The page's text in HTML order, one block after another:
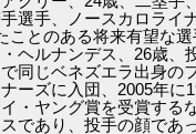
選手、ノースカロライ
ことのある将来有望な選
ヘルナンデス、26歳、
同じベネズエラ出身の
ーズに入団、2005年に
・ヤング賞を受賞する
であり、投手の顔であ